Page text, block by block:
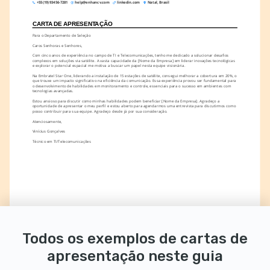
+55 (19) 93456-7281 help@enhancv.com linkedin.com Natal, Brasil
CARTA DE APRESENTAÇÃO
Para o Departamento de Seleção
Caros Senhoras e Senhores,
Com cinco anos de experiência no campo de TI e Telecomunicações, tenho me dedicado a solucionar desafios
complexos em soluções via satélite. A vasta capacidade da [Nome da Empresa] em liderar inovações tecnológicas
e explorar o potencial espacial me motiva a buscar um papel nesta equipe visionária.
Na Embratel Star One, liderando a instalação de 15 estações de satélite, consegui melhorar a cobertura em 20%, o
que trouxe um impacto significativo na eficiência da comunicação. Essa experiência provou ser fundamental para
o desenvolvimento de habilidades em monitoramento e controle, essenciais para o sucesso em ambientes com
tecnologias avançadas.
Estou ansioso para discutir como minhas habilidades podem beneficiar [Nome da Empresa]. Agradeço a
oportunidade de apresentar o meu perfil e estou aberto para agendarmos uma entrevista para discutirmos como
posso contribuir para sua equipe. Agradeço desde já por sua consideração.
Atenciosamente,
Vinícius Gonçalves
Técnico em TI/Telecomunicações
Todos os exemplos de cartas de
apresentação neste guia